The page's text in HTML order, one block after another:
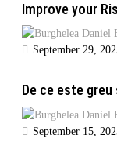
Improve your
September 29,
De ce este
September 15,